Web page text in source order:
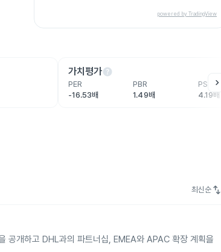
powered by TradingView
가치평가help
PER
-16.53배
PBR
1.49배
PSR
4.19배
chevron_right
최신순 swap_vert
개하고 DHL과의 파트너십, EMEA와 APAC 확장 계획을